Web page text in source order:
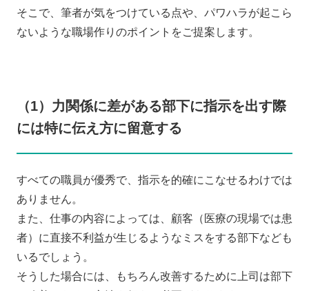
そこで、筆者が気をつけている点や、パワハラが起こら
ないような職場作りのポイントをご提案します。
（1）力関係に差がある部下に指示を出す際
には特に伝え方に留意する
すべての職員が優秀で、指示を的確にこなせるわけでは
ありません。
また、仕事の内容によっては、顧客（医療の現場では患
者）に直接不利益が生じるようなミスをする部下なども
いるでしょう。
そうした場合には、もちろん改善するために上司は部下